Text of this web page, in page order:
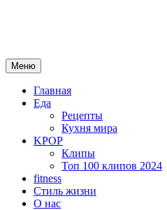
Меню
Главная
Еда
Рецепты
Кухня мира
KPOP
Клипы
Топ 100 клипов 2024
fitness
Стиль жизни
О нас